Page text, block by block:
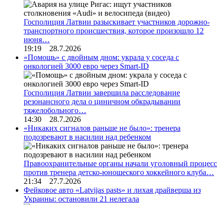
Госполиция Латвии разыскивает участников дорожно-
транспортного происшествия, которое произошло 12
июня…
19:19 28.7.2026
«Помощь» с двойным дном: украла у соседа с
онкологией 3000 евро через Smart-ID
Госполиция Латвии завершила расследование
резонансного дела о циничном обкрадывании
тяжелобольного…
14:30 28.7.2026
«Никаких сигналов раньше не было»: тренера
подозревают в насилии над ребенком
Правоохранительные органы начали уголовный процесс
против тренера детско-юношеского хоккейного клуба…
21:34 27.7.2026
Фейковое авто «Latvijas pasts» и лихая драйверша из
Украины: остановили 21 нелегала